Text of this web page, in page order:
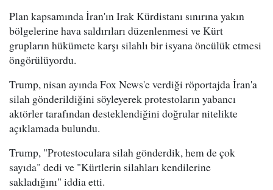
Plan kapsamında İran'ın Irak Kürdistanı sınırına yakın
bölgelerine hava saldırıları düzenlenmesi ve Kürt
grupların hükümete karşı silahlı bir isyana öncülük etmesi
öngörülüyordu.
Trump, nisan ayında Fox News'e verdiği röportajda İran'a
silah gönderildiğini söyleyerek protestoların yabancı
aktörler tarafından desteklendiğini doğrular nitelikte
açıklamada bulundu.
Trump, "Protestoculara silah gönderdik, hem de çok
sayıda" dedi ve "Kürtlerin silahları kendilerine
sakladığını" iddia etti.